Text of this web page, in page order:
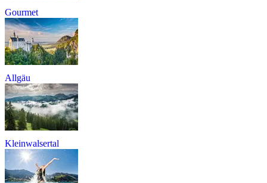
Gourmet
Allgäu
Kleinwalsertal